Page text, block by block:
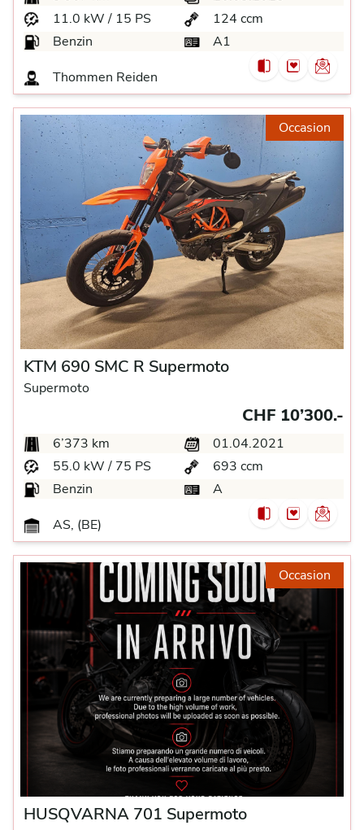
11.0 kW / 15 PS
124 ccm
Benzin
A1
Thommen Reiden
Occasion
KTM 690 SMC R Supermoto
Supermoto
CHF 10’300.-
6’373 km
01.04.2021
55.0 kW / 75 PS
693 ccm
Benzin
A
AS, (BE)
Occasion
HUSQVARNA 701 Supermoto